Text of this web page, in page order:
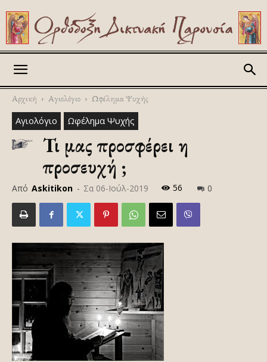
Αρχική Αγιολόγιο Ωφέλημα Ψυχής
Αγιολόγιο Ωφέλημα Ψυχής
Τι μας προσφέρει η
προσευχή ;
Από Askitikon - Σα 06-Ιούλ-2019 56 0